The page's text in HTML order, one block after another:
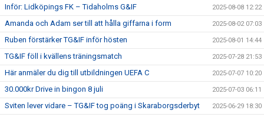
Inför: Lidköpings FK – Tidaholms G&IF 2025-08-08 12:22
Amanda och Adam ser till att hålla giffarna i form 2025-08-02 07:03
Ruben förstärker TG&IF inför hösten 2025-08-01 14:44
TG&IF föll i kvällens träningsmatch 2025-07-28 21:53
Här anmäler du dig till utbildningen UEFA C 2025-07-07 10:20
30.000kr Drive in bingon 8 juli 2025-07-03 06:11
Sviten lever vidare – TG&IF tog poäng i Skaraborgsderbyt 2025-06-29 18:30